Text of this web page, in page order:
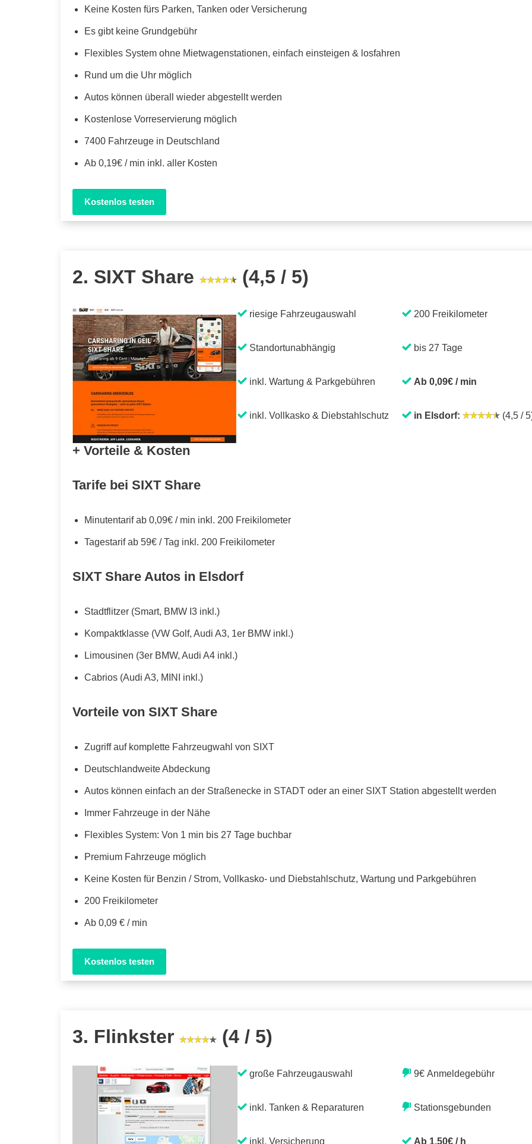
Keine Kosten fürs Parken, Tanken oder Versicherung
Es gibt keine Grundgebühr
Flexibles System ohne Mietwagenstationen, einfach einsteigen & losfahren
Rund um die Uhr möglich
Autos können überall wieder abgestellt werden
Kostenlose Vorreservierung möglich
7400 Fahrzeuge in Deutschland
Ab 0,19€ / min inkl. aller Kosten
Kostenlos testen
2. SIXT Share (4,5 / 5)
riesige Fahrzeugauswahl
Standortunabhängig
inkl. Wartung & Parkgebühren
inkl. Vollkasko & Diebstahlschutz
200 Freikilometer
bis 27 Tage
Ab 0,09€ / min
in Elsdorf: (4,5 /
+ Vorteile & Kosten
Tarife bei SIXT Share
Minutentarif ab 0,09€ / min inkl. 200 Freikilometer
Tagestarif ab 59€ / Tag inkl. 200 Freikilometer
SIXT Share Autos in Elsdorf
Stadtflitzer (Smart, BMW I3 inkl.)
Kompaktklasse (VW Golf, Audi A3, 1er BMW inkl.)
Limousinen (3er BMW, Audi A4 inkl.)
Cabrios (Audi A3, MINI inkl.)
Vorteile von SIXT Share
Zugriff auf komplette Fahrzeugwahl von SIXT
Deutschlandweite Abdeckung
Autos können einfach an der Straßenecke in STADT oder an einer SIXT Station abgestellt werden
Immer Fahrzeuge in der Nähe
Flexibles System: Von 1 min bis 27 Tage buchbar
Premium Fahrzeuge möglich
Keine Kosten für Benzin / Strom, Vollkasko- und Diebstahlschutz, Wartung und Parkgebühren
200 Freikilometer
Ab 0,09 € / min
Kostenlos testen
3. Flinkster (4 / 5)
große Fahrzeugauswahl
inkl. Tanken & Reparaturen
inkl. Versicherung
9€ Anmeldegebühr
Stationsgebunden
Ab 1,50€ / h